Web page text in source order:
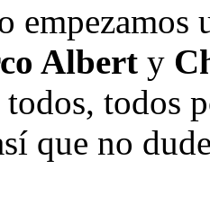
empezamos
Albert y
todos, todos
que no